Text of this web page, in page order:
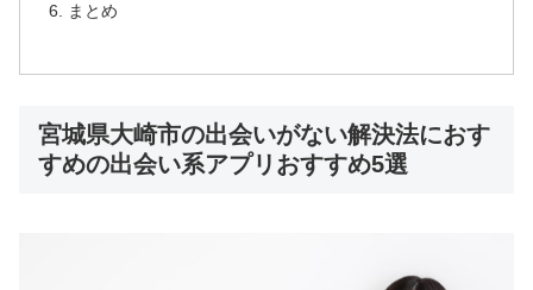
まとめ
宮城県大崎市の出会いがない解決法におす
すめの出会い系アプリおすすめ5選